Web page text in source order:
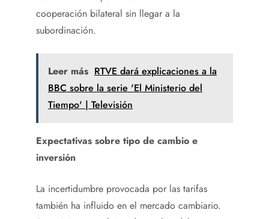
cooperación bilateral sin llegar a la
subordinación.
Leer más RTVE dará explicaciones a la
BBC sobre la serie 'El Ministerio del
Tiempo' | Televisión
Expectativas sobre tipo de cambio e
inversión
La incertidumbre provocada por las tarifas
también ha influido en el mercado cambiario.